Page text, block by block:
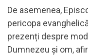
De asemenea,
pericopa
prezenți despre
Dumnezeu și om,